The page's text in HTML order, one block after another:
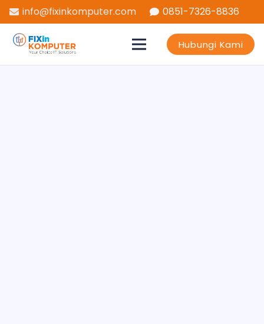
info@fixinkomputer.com 0851-7326-8836
Hubungi Kami